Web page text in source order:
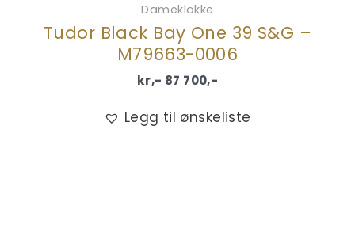
Dameklokke
Tudor Black Bay One 39 S&G –
M79663-0006
kr,- 87 700,-
Legg til ønskeliste